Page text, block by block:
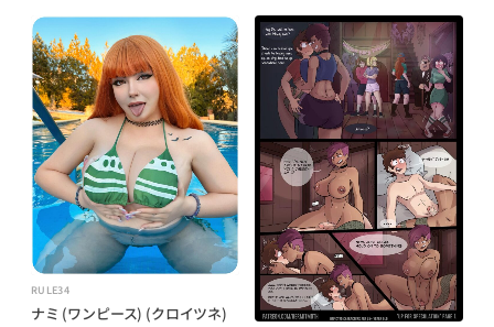
RULE34
ナミ (ワンピース) (クロイツネ)